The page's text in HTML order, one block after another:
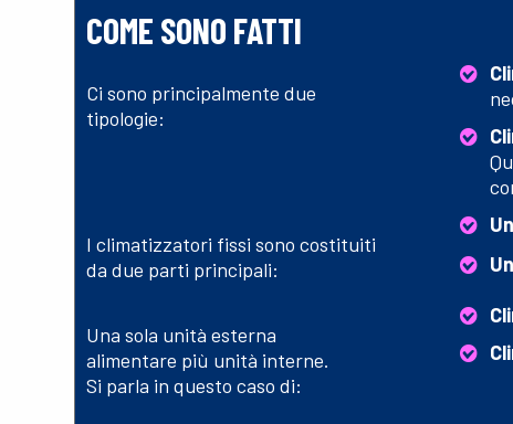
COME SONO FATTI
Ci sono principalmente due
tipologie:
I climatizzatori fissi sono costituiti
da due parti principali:
Una sola unità esterna
alimentare più unità interne.
Si parla in questo caso di: